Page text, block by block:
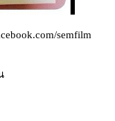
semfilm